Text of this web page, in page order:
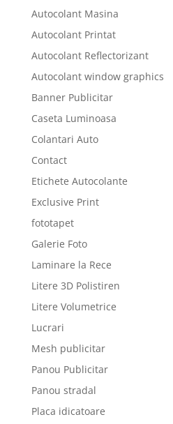
Autocolant Masina
Autocolant Printat
Autocolant Reflectorizant
Autocolant window graphics
Banner Publicitar
Caseta Luminoasa
Colantari Auto
Contact
Etichete Autocolante
Exclusive Print
fototapet
Galerie Foto
Laminare la Rece
Litere 3D Polistiren
Litere Volumetrice
Lucrari
Mesh publicitar
Panou Publicitar
Panou stradal
Placa idicatoare